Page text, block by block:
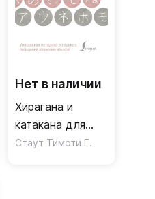
Нет в наличии
Хирагана и
катакана для
начинающих
Стаут Тимоти Г.